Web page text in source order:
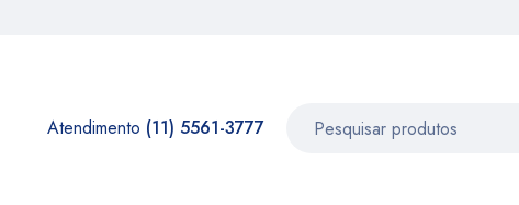
Atendimento (11) 5561-3777